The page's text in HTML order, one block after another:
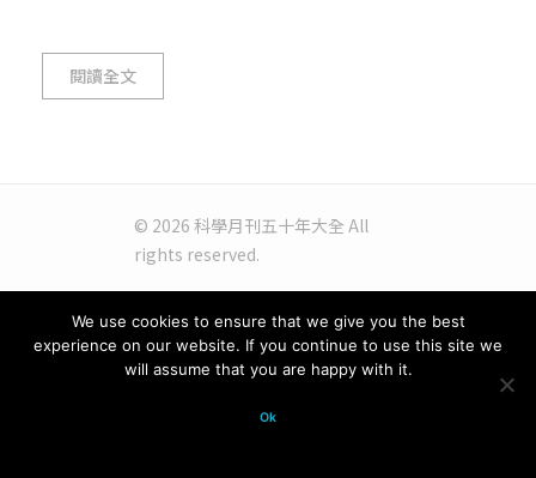
閱讀全文
© 2026 科學月刊五十年大全 All
rights reserved.
We use cookies to ensure that we give you the best
experience on our website. If you continue to use this site we
will assume that you are happy with it.
Ok